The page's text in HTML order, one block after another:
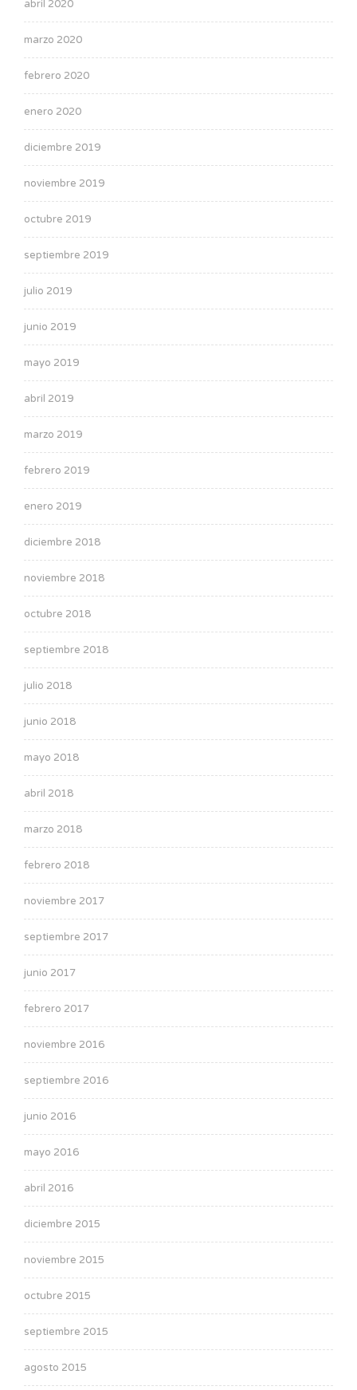
abril 2020
marzo 2020
febrero 2020
enero 2020
diciembre 2019
noviembre 2019
octubre 2019
septiembre 2019
julio 2019
junio 2019
mayo 2019
abril 2019
marzo 2019
febrero 2019
enero 2019
diciembre 2018
noviembre 2018
octubre 2018
septiembre 2018
julio 2018
junio 2018
mayo 2018
abril 2018
marzo 2018
febrero 2018
noviembre 2017
septiembre 2017
junio 2017
febrero 2017
noviembre 2016
septiembre 2016
junio 2016
mayo 2016
abril 2016
diciembre 2015
noviembre 2015
octubre 2015
septiembre 2015
agosto 2015